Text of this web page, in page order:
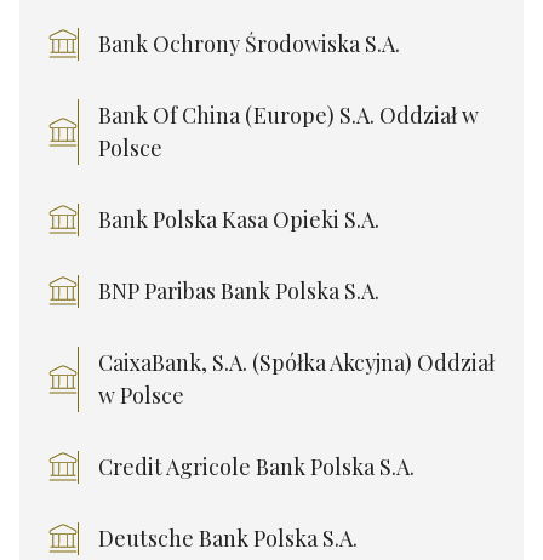
Bank Ochrony Środowiska S.A.
Bank Of China (Europe) S.A. Oddział w
Polsce
Bank Polska Kasa Opieki S.A.
BNP Paribas Bank Polska S.A.
CaixaBank, S.A. (Spółka Akcyjna) Oddział
w Polsce
Credit Agricole Bank Polska S.A.
Deutsche Bank Polska S.A.